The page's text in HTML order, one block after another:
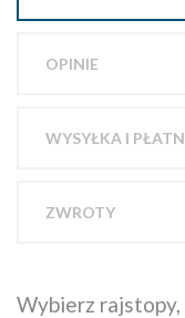
OPINIE
WYSYŁKA I
ZWROTY
Wybierz